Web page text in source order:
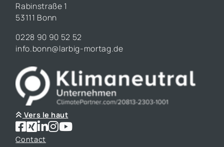
Rabinstraße 1
53111 Bonn
0228 90 90 52 52
info.bonn@larbig-mortag.de
Vers le haut
Contact